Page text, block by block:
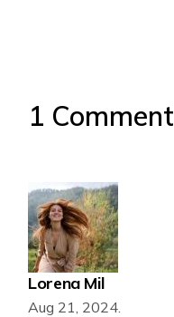
1 Comment
Lorena Mil
Aug 21, 2024.